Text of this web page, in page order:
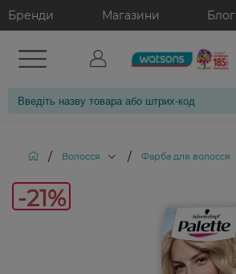
Бренди Магазини Блог
/ Волосся / Фарба для волосся
-21%